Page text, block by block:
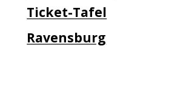
Ticket-Tafel
Ravensburg